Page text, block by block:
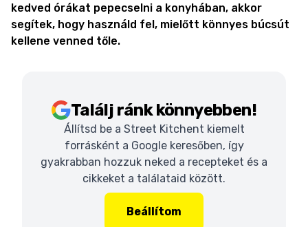
kedved órákat pepecselni a konyhában, akkor
segítek, hogy használd fel, mielőtt könnyes búcsút
kellene venned tőle.
Találj ránk könnyebben!
Állítsd be a Street Kitchent kiemelt
forrásként a Google keresőben, így
gyakrabban hozzuk neked a recepteket és a
cikkeket a találataid között.
Beállítom